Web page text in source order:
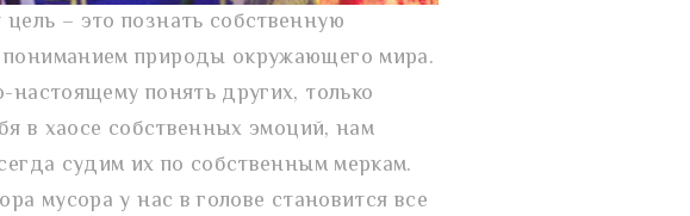
– это познать собственную
природы окружающего мира.
понять других, только
в хаосе собственных эмоций, нам
судим их по собственным меркам.
мусора у нас в голове становится все